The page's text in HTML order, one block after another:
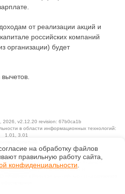
от реализации акций и
российских компаний
организации) будет
, 2026, v2.12.20 revision: 67b0ca1b
в области информационных технологий:
1.01, 3.01
Технологии
смежные права принадлежат АО «Кодекс».
и защите персональных данных
«Кодекс» в Реестре российского программного
на обработку файлов
правильную работу сайта,
конфиденциальности